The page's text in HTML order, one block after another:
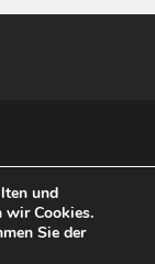
und
wir Cookies.
Sie der